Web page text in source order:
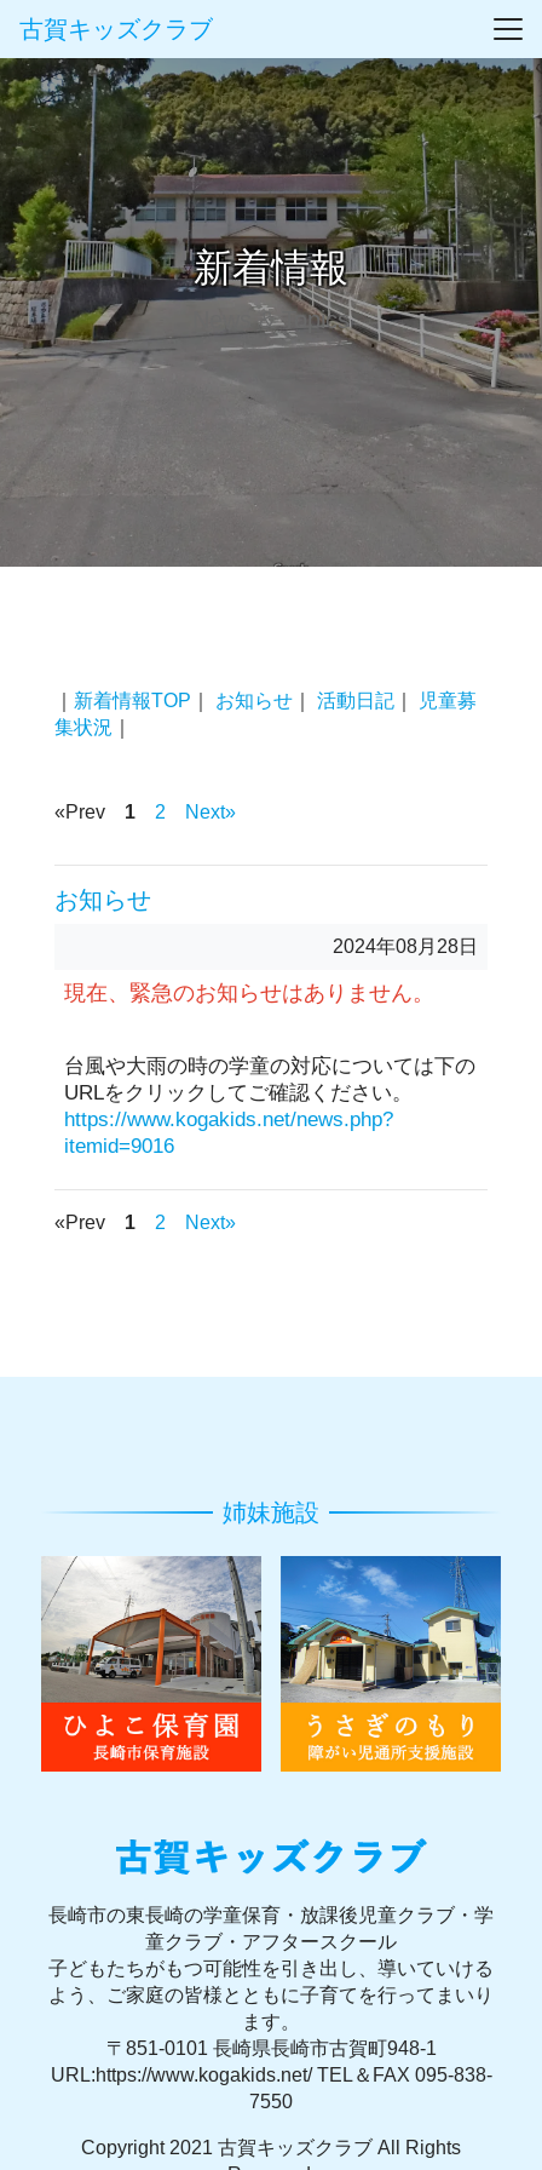
古賀キッズクラブ
新着情報
News & Topics
新着情報TOP お知らせ 活動日記
児童募
集状況
«Prev 1 2 Next»
お知らせ
2024年08月28日
現在、緊急のお知らせはありません。
台風や大雨の時の学童の対応については下の
URLをクリックしてご確認ください。
https://www.kogakids.net/news.php?
itemid=9016
«Prev 1 2 Next»
姉妹施設
長崎市の東長崎の学童保育・放課後児童クラブ・学
童クラブ・アフタースクール
子どもたちがもつ可能性を引き出し、導いていける
よう、ご家庭の皆様とともに子育てを行ってまいり
ます。
〒851-0101 長崎県長崎市古賀町948-1
URL:https://www.kogakids.net/ TEL＆FAX 095-838-
7550
Copyright 2021 古賀キッズクラブ All Rights